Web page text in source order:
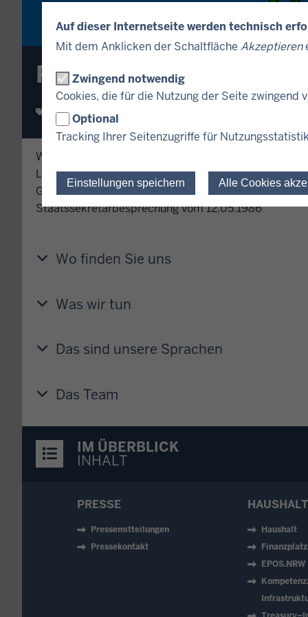
Auf dieser Internetseite werden technisch
Mit dem Anklicken der Schaltfläche Akzeptieren
Zwingend notwendig
Cookies, die für die Nutzung der Seite zwingend
Optional
Tracking Ihrer Seitenzugriffe für
Einstellungen speichern Alle Cookies
Fremdsprachendienst
Fremdsprachendienst
Wir sind ein Team mit 2 Übersetzerinnen und
Landesregierung NRW.
Grundlage für unsere Tätigkeit ist einHauserlass
Staatssekretärbesprechung vom 12.05.1986
Wo finden Sie uns
Was wir tun
Das sind unsere Sprachen
Das Team
IM ÜBERBLICK
INHALT
PRESSE
Pressemitteilungen
Pressekontakt
Haushalt
Finanzplatz
EPOS.NRW